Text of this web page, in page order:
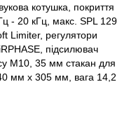
котушка, покриття
- 20 кГц, макс. SPL 129
Limiter, регулятори
підсилювач
М10, 35 мм стакан для
мм x 305 мм, вага 14,2